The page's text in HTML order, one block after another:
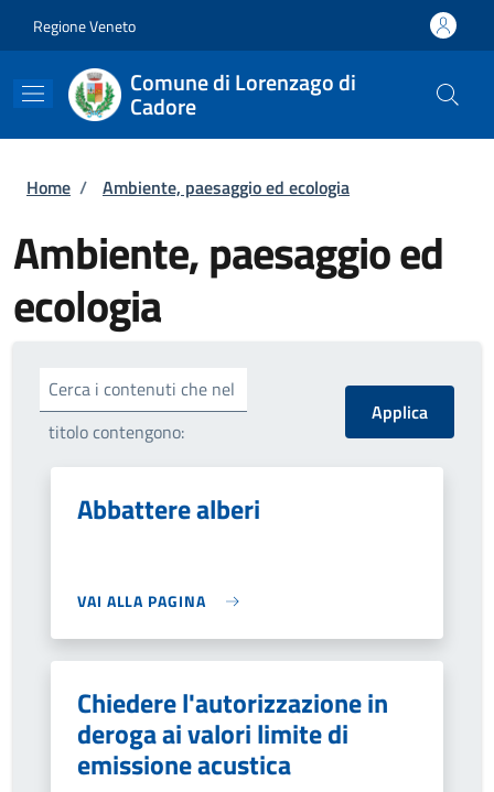
Regione Veneto
Comune di Lorenzago di
Cadore
Briciole di pane
Home / Ambiente, paesaggio ed ecologia
Ambiente, paesaggio ed
ecologia
Cerca i contenuti che nel
titolo contengono:
Abbattere alberi
VAI ALLA PAGINA
Chiedere l'autorizzazione in
deroga ai valori limite di
emissione acustica